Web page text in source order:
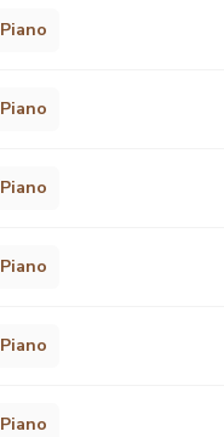
Piano
Piano
Piano
Piano
Piano
Piano